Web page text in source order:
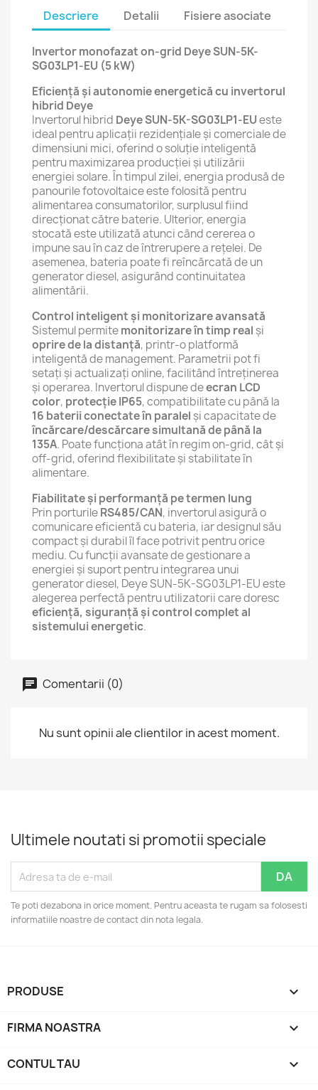
Descriere Detalii Fisiere asociate
Invertor monofazat on-grid Deye SUN-5K-
SG03LP1-EU (5 kW)
Eficiență și autonomie energetică cu invertorul
hibrid Deye
Invertorul hibrid Deye SUN-5K-SG03LP1-EUeste
ideal pentru aplicații rezidențiale și comerciale de
dimensiuni mici, oferind o soluție inteligentă
pentru maximizarea producției și utilizării
energiei solare. În timpul zilei, energia produsă de
panourile fotovoltaice este folosită pentru
alimentarea consumatorilor, surplusul fiind
direcționat către baterie. Ulterior, energia
stocată este utilizată atunci când cererea o
impune sau în caz de întrerupere a rețelei. De
asemenea, bateria poate fi reîncărcată de un
generator diesel, asigurând continuitatea
alimentării.
Control inteligent și monitorizare avansată
Sistemul permitemonitorizare în timp real și
oprire de la distanță, printr-o platformă
inteligentă de management. Parametrii pot fi
setați și actualizați online, facilitând întreținerea
și operarea. Invertorul dispune deecran LCD
color, protecție IP65, compatibilitate cu până la
16 baterii conectate în paralel și capacitate de
încărcare/descărcare simultană de până la
135A. Poate funcționa atât în regim on-grid, cât și
off-grid, oferind flexibilitate și stabilitate în
alimentare.
Fiabilitate și performanță pe termen lung
Prin porturileRS485/CAN, invertorul asigură o
comunicare eficientă cu bateria, iar designul său
compact și durabil îl face potrivit pentru orice
mediu. Cu funcții avansate de gestionare a
energiei și suport pentru integrarea unui
generator diesel, Deye SUN-5K-SG03LP1-EU este
alegerea perfectă pentru utilizatorii care doresc
eficiență, siguranță și control complet al
sistemului energetic.
Comentarii (0)
Nu sunt opinii ale clientilor in acest moment.
Ultimele noutati si promotii speciale
Te poti dezabona in orice moment. Pentru aceasta te rugam sa folosesti
informatiile noastre de contact din nota legala.
PRODUSE 
FIRMA NOASTRA 
CONTUL TAU 